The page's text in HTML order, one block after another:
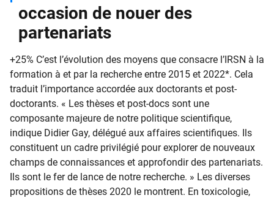
occasion de nouer des
partenariats
+25% C’est l’évolution des moyens que consacre l’IRSN à la
formation à et par la recherche entre 2015 et 2022*. Cela
traduit l’importance accordée aux doctorants et post-
doctorants. « Les thèses et post-docs sont une
composante majeure de notre politique scientifique,
indique Didier Gay, délégué aux affaires scientifiques. Ils
constituent un cadre privilégié pour explorer de nouveaux
champs de connaissances et approfondir des partenariats.
Ils sont le fer de lance de notre recherche. » Les diverses
propositions de thèses 2020 le montrent. En toxicologie,